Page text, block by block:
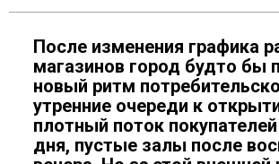
После изменения графика
магазинов город будто бы
новый ритм
утренние очереди к
плотный поток
дня, пустые залы после